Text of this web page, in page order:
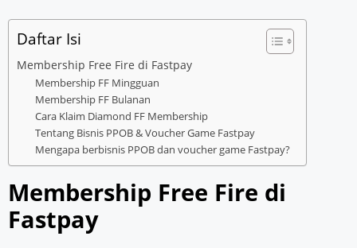
Daftar Isi
Membership Free Fire di Fastpay
Membership FF Mingguan
Membership FF Bulanan
Cara Klaim Diamond FF Membership
Tentang Bisnis PPOB & Voucher Game Fastpay
Mengapa berbisnis PPOB dan voucher game Fastpay?
Membership Free Fire di
Fastpay